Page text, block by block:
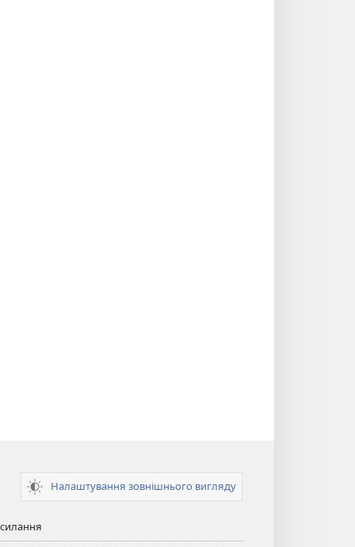
Налаштування зовнішнього вигляду